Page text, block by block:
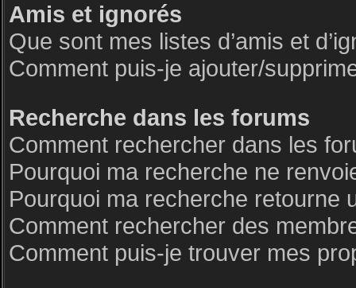
Amis et ignorés
Que sont mes listes d’amis et
Comment puis-je ajouter/
Recherche dans les forums
Comment rechercher dans les
Pourquoi ma recherche ne
Pourquoi ma recherche retourne
Comment rechercher des
Comment puis-je trouver mes